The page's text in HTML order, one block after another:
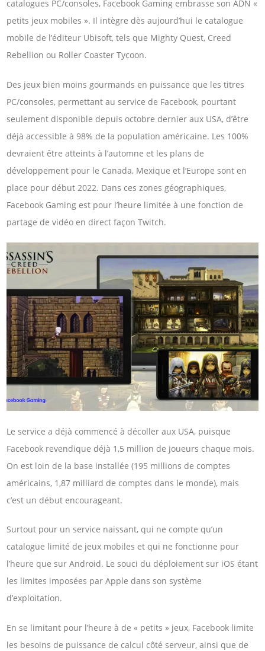
catalogues PC/consoles, Facebook Gaming embrasse son ADN «
petits jeux mobiles ». Il intègre dès aujourd’hui le catalogue
mobile de l’éditeur Ubisoft, tels que Mighty Quest, Creed
Rebellion ou Roller Coaster Tycoon.
Des jeux bien moins gourmands en puissance que les titres
PC/consoles, permettant au service de Facebook, pourtant
seulement disponible depuis octobre dernier aux USA, d’être
déjà accessible à 98% de la population américaine. Les 100%
devraient être atteints à l’automne et les plans de
développement pour le Canada, Mexique et l’Europe sont en
place pour début 2022. Dans ces zones géographiques,
Facebook Gaming est pour l’heure limitée à une fonction de
partage de vidéo en direct façon Twitch.
Le service a déjà commencé à décoller aux USA, puisque
Facebook revendique déjà 1,5 million de joueurs chaque mois.
On est loin de la base installée (195 millions de comptes
américains, 1,87 milliard de comptes dans le monde), mais
c’est un début encourageant.
Surtout pour un service naissant, qui ne compte qu’un
catalogue limité de jeux mobiles et qui ne fonctionne pour
l’heure que sur Android. Le souci du déploiement sur iOS étant
les limites imposées par Apple dans son système
d’exploitation.
En se limitant pour l’heure à de « petits » jeux, Facebook limite
les besoins de puissance de calcul côté serveur, ainsi que de